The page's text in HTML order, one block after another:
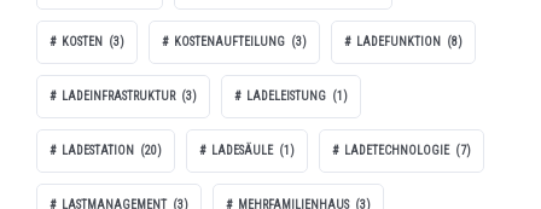
KOSTEN (3) KOSTENAUFTEILUNG (3) LADEFUNKTION (8)
LADEINFRASTRUKTUR (3) LADELEISTUNG (1)
LADESTATION (20) LADESÄULE (1) LADETECHNOLOGIE (7)
LASTMANAGEMENT (3) MEHRFAMILIENHAUS (3)